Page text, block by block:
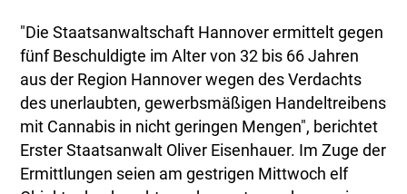
"Die Staatsanwaltschaft Hannover ermittelt gegen
fünf Beschuldigte im Alter von 32 bis 66 Jahren
aus der Region Hannover wegen des Verdachts
des unerlaubten, gewerbsmäßigen Handeltreibens
mit Cannabis in nicht geringen Mengen", berichtet
Erster Staatsanwalt Oliver Eisenhauer. Im Zuge der
Ermittlungen seien am gestrigen Mittwoch elf